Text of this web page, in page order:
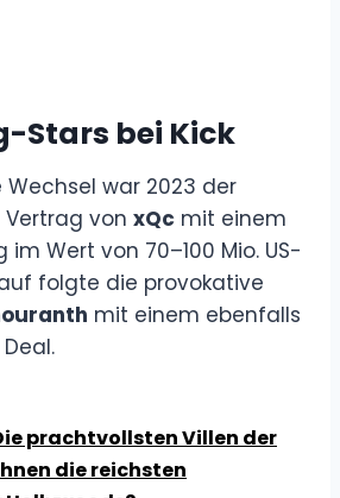
Stars bei Kick
war 2023 der
von xQc mit einem
Wert von 70–100 Mio. US-
folgte die provokative
mit einem ebenfalls
prachtvollsten Villen der
die reichsten